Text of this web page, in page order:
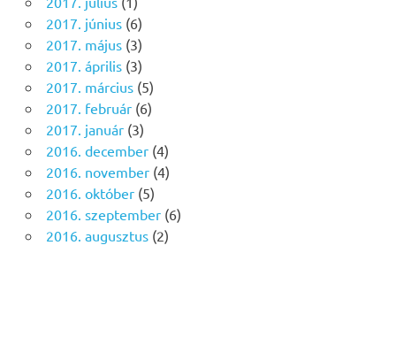
2017. június(6)
2017. május(3)
2017. április(3)
2017. március(5)
2017. február(6)
2017. január(3)
2016. december(4)
2016. november(4)
2016. október(5)
2016. szeptember(6)
2016. augusztus(2)